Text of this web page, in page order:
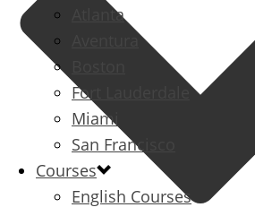
Atlanta
Aventura
Fort Lauderdale
Miami
San Francisco
Courses
English Courses